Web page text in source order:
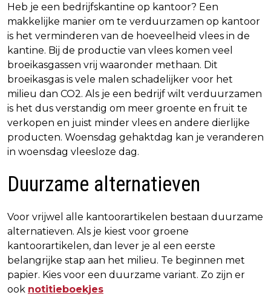
Heb je een bedrijfskantine op kantoor? Een
makkelijke manier om te verduurzamen op kantoor
is het verminderen van de hoeveelheid vlees in de
kantine. Bij de productie van vlees komen veel
broeikasgassen vrij waaronder methaan. Dit
broeikasgas is vele malen schadelijker voor het
milieu dan CO2. Als je een bedrijf wilt verduurzamen
is het dus verstandig om meer groente en fruit te
verkopen en juist minder vlees en andere dierlijke
producten. Woensdag gehaktdag kan je veranderen
in woensdag vleesloze dag.
Duurzame alternatieven
Voor vrijwel alle kantoorartikelen bestaan duurzame
alternatieven. Als je kiest voor groene
kantoorartikelen, dan lever je al een eerste
belangrijke stap aan het milieu. Te beginnen met
papier. Kies voor een duurzame variant. Zo zijn er
ook notitieboekjes